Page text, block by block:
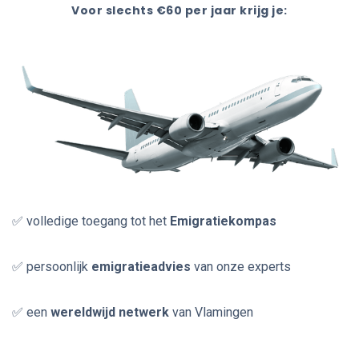
Voor slechts €60 per jaar krijg je:
✅ volledige toegang tot het Emigratiekompas
✅ persoonlijk emigratieadvies van onze experts
✅ een wereldwijd netwerk van Vlamingen